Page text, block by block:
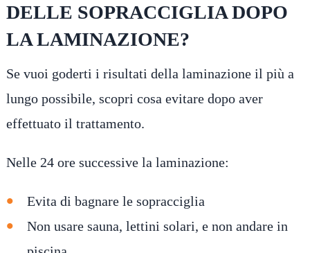
DELLE SOPRACCIGLIA DOPO
LA LAMINAZIONE?
Se vuoi goderti i risultati della laminazione il più a
lungo possibile, scopri cosa evitare dopo aver
effettuato il trattamento.
Nelle 24 ore successive la laminazione:
Evita di bagnare le sopracciglia
Non usare sauna, lettini solari, e non andare in